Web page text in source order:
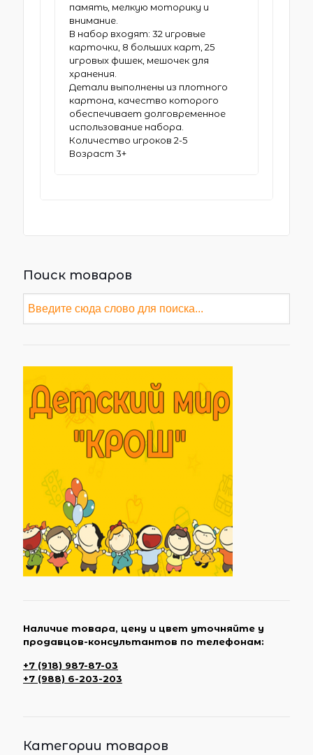
память, мелкую моторику и
внимание.
В набор входят: 32 игровые
карточки, 8 больших карт, 25
игровых фишек, мешочек для
хранения.
Детали выполнены из плотного
картона, качество которого
обеспечивает долговременное
использование набора.
Количество игроков 2-5
Возраст 3+
Поиск товаров
Наличие товара, цену и цвет уточняйте у
продавцов-консультантов по телефонам:
+7 (918) 987-87-03
+7 (988) 6-203-203
Категории товаров